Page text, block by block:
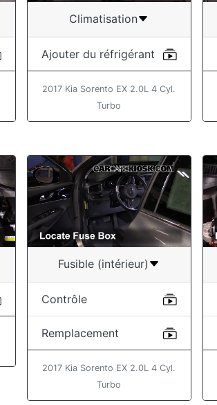
Climatisation
Ajouter du réfrigérant
2017 Kia Sorento EX 2.0L 4 Cyl.
Turbo
Fusible (intérieur)
Contrôle
Remplacement
2017 Kia Sorento EX 2.0L 4 Cyl.
Turbo